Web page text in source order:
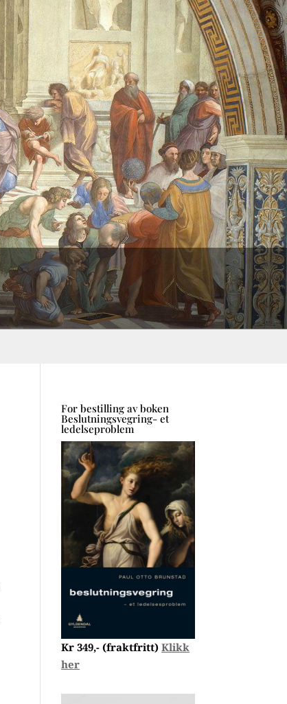
For bestilling av boken
Beslutningsvegring- et
ledelseproblem
Kr 349,- (fraktfritt)Klikk
her